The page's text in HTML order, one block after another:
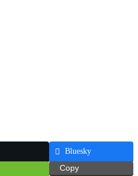
Bluesky
Copy